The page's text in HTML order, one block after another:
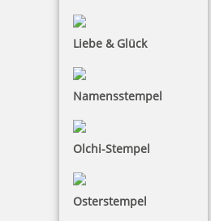
Liebe & Glück
Namensstempel
Olchi-Stempel
Osterstempel